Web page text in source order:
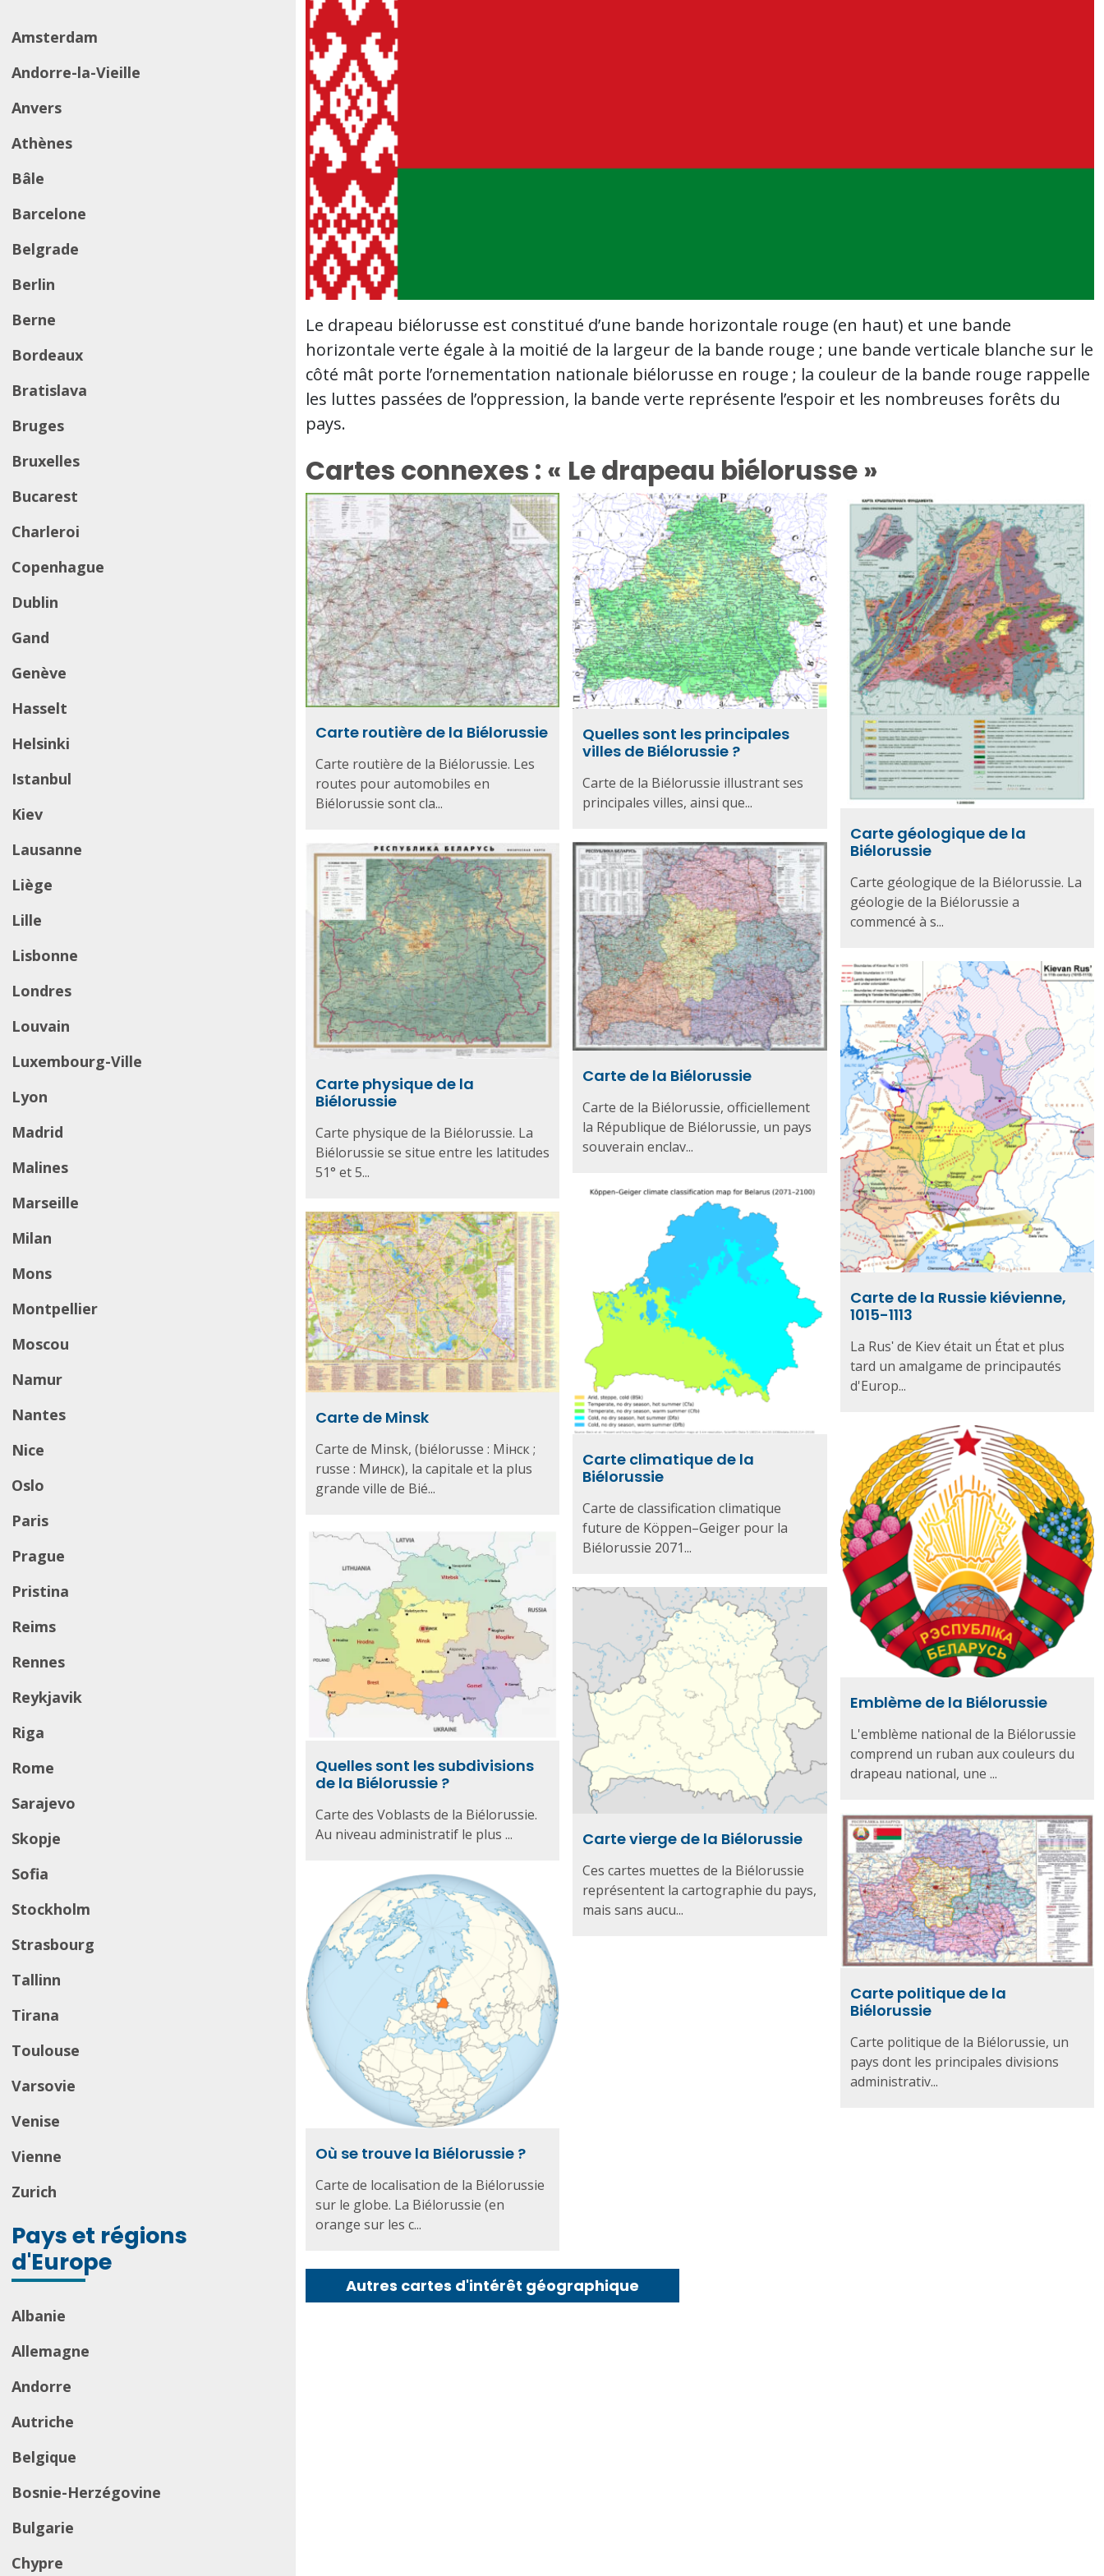
Amsterdam
Andorre-la-Vieille
Anvers
Athènes
Bâle
Barcelone
Belgrade
Berlin
Berne
Bordeaux
Bratislava
Bruges
Bruxelles
Bucarest
Charleroi
Copenhague
Dublin
Gand
Genève
Hasselt
Helsinki
Istanbul
Kiev
Lausanne
Liège
Lille
Lisbonne
Londres
Louvain
Luxembourg-Ville
Lyon
Madrid
Malines
Marseille
Milan
Mons
Montpellier
Moscou
Namur
Nantes
Nice
Oslo
Paris
Prague
Pristina
Reims
Rennes
Reykjavik
Riga
Rome
Sarajevo
Skopje
Sofia
Stockholm
Strasbourg
Tallinn
Tirana
Toulouse
Varsovie
Venise
Vienne
Zurich
Pays et régions
d'Europe
Albanie
Allemagne
Andorre
Autriche
Belgique
Bosnie-Herzégovine
Bulgarie
Chypre
Le drapeau biélorusse est constitué d’une bande horizontale rouge (en haut) et une bande
horizontale verte égale à la moitié de la largeur de la bande rouge ; une bande verticale blanche sur le
côté mât porte l’ornementation nationale biélorusse en rouge ; la couleur de la bande rouge rappelle
les luttes passées de l’oppression, la bande verte représente l’espoir et les nombreuses forêts du
pays.
Cartes connexes : « Le drapeau biélorusse »
Carte routière de la Biélorussie
Carte routière de la Biélorussie. Les
routes pour automobiles en
Biélorussie sont cla...
Quelles sont les principales
villes de Biélorussie ?
Carte de la Biélorussie illustrant ses
principales villes, ainsi que...
Carte géologique de la
Biélorussie
Carte géologique de la Biélorussie. La
géologie de la Biélorussie a
commencé à s...
Carte de la Biélorussie
Carte de la Biélorussie, officiellement
la République de Biélorussie, un pays
souverain enclav...
Carte physique de la
Biélorussie
Carte physique de la Biélorussie. La
Biélorussie se situe entre les latitudes
51° et 5...
Carte de la Russie kiévienne,
1015-1113
La Rusʹ de Kiev était un État et plus
tard un amalgame de principautés
d'Europ...
Carte climatique de la
Biélorussie
Carte de classification climatique
future de Köppen–Geiger pour la
Biélorussie 2071...
Carte de Minsk
Carte de Minsk, (biélorusse : Мінск ;
russe : Минск), la capitale et la plus
grande ville de Bié...
Emblème de la Biélorussie
L'emblème national de la Biélorussie
comprend un ruban aux couleurs du
drapeau national, une ...
Quelles sont les subdivisions
de la Biélorussie ?
Carte des Voblasts de la Biélorussie.
Au niveau administratif le plus ...
Carte vierge de la Biélorussie
Ces cartes muettes de la Biélorussie
représentent la cartographie du pays,
mais sans aucu...
Carte politique de la
Biélorussie
Carte politique de la Biélorussie, un
pays dont les principales divisions
administrativ...
Où se trouve la Biélorussie ?
Carte de localisation de la Biélorussie
sur le globe. La Biélorussie (en
orange sur les c...
Autres cartes d'intérêt géographique